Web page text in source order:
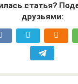
статья?
друзьями: